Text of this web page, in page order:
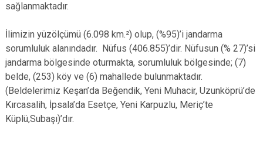
sağlanmaktadır.
İlimizin yüzölçümü (6.098 km.²) olup, (%95)’i jandarma
sorumluluk alanındadır. Nüfus (406.855)’dir. Nüfusun (% 27)’si
jandarma bölgesinde oturmakta, sorumluluk bölgesinde; (7)
belde, (253) köy ve (6) mahallede bulunmaktadır.
(Beldelerimiz Keşan’da Beğendik, Yeni Muhacir, Uzunköprü’de
Kırcasalih, İpsala’da Esetçe, Yeni Karpuzlu, Meriç’te
Küplü,Subaşı)’dır.